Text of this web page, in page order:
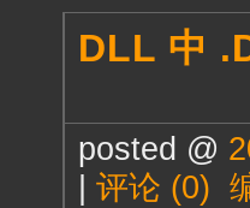
DLL 中
posted @
|评论 (0)